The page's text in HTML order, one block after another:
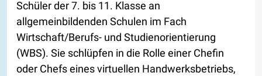
Schüler der 7. bis 11. Klasse an
allgemeinbildenden Schulen im Fach
Wirtschaft/Berufs- und Studienorientierung
(WBS). Sie schlüpfen in die Rolle einer Chefin
oder Chefs eines virtuellen Handwerksbetriebs,